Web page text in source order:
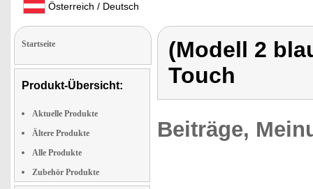
Österreich / Deutsch
Startseite
Produkt-Übersicht:
Aktuelle Produkte
Ältere Produkte
Alle Produkte
Zubehör Produkte
(Modell 2
Touch
Beiträge,